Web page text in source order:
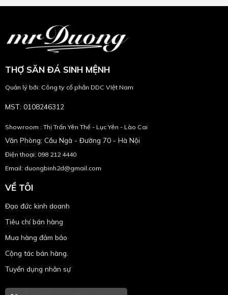
THỢ SĂN ĐÁ SINH MỆNH
Quản lý bởi: Công ty cổ phần DDC VIệt Nam
MST: 0108246312
Showroom : Thị Trấn Yên Thế - Lục Yên - Lào Cai
Văn Phòng: Cầu Ngà - Đường 70 - Hà Nội
Điện thoại: 098 212 4440
Email: duongbinh2d@gmail.com
VỀ TÔI
Đạo đức kinh doanh
Tiêu chí bán hàng
Mua hàng đảm bảo
Cộng tác bán hàng.
Tuyển dụng nhân sự